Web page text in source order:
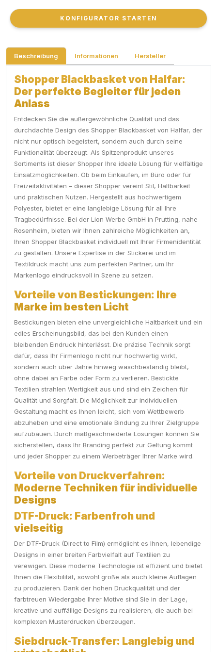
KONFIGURATOR STARTEN
KONFIGURATOR STARTEN
Beschreibung Informationen Hersteller
Shopper Blackbasket von Halfar:
Der perfekte Begleiter für jeden
Anlass
Entdecken Sie die außergewöhnliche Qualität und das
durchdachte Design des Shopper Blackbasket von Halfar, der
nicht nur optisch begeistert, sondern auch durch seine
Funktionalität überzeugt. Als Spitzenprodukt unseres
Sortiments ist dieser Shopper Ihre ideale Lösung für vielfältige
Einsatzmöglichkeiten. Ob beim Einkaufen, im Büro oder für
Freizeitaktivitäten – dieser Shopper vereint Stil, Haltbarkeit
und praktischen Nutzen. Hergestellt aus hochwertigem
Polyester, bietet er eine langlebige Lösung für all Ihre
Tragbedürfnisse. Bei der Lion Werbe GmbH in Prutting, nahe
Rosenheim, bieten wir Ihnen zahlreiche Möglichkeiten an,
Ihren Shopper Blackbasket individuell mit Ihrer Firmenidentität
zu gestalten. Unsere Expertise in der Stickerei und im
Textildruck macht uns zum perfekten Partner, um Ihr
Markenlogo eindrucksvoll in Szene zu setzen.
Vorteile von Bestickungen: Ihre
Marke im besten Licht
Bestickungen bieten eine unvergleichliche Haltbarkeit und ein
edles Erscheinungsbild, das bei den Kunden einen
bleibenden Eindruck hinterlässt. Die präzise Technik sorgt
dafür, dass Ihr Firmenlogo nicht nur hochwertig wirkt,
sondern auch über Jahre hinweg waschbeständig bleibt,
ohne dabei an Farbe oder Form zu verlieren. Bestickte
Textilien strahlen Wertigkeit aus und sind ein Zeichen für
Qualität und Sorgfalt. Die Möglichkeit zur individuellen
Gestaltung macht es Ihnen leicht, sich vom Wettbewerb
abzuheben und eine emotionale Bindung zu Ihrer Zielgruppe
aufzubauen. Durch maßgeschneiderte Lösungen können Sie
sicherstellen, dass Ihr Branding perfekt zur Geltung kommt
und jeder Shopper zu einem Werbeträger Ihrer Marke wird.
Vorteile von Druckverfahren:
Moderne Techniken für individuelle
Designs
DTF-Druck: Farbenfroh und
vielseitig
Der DTF-Druck (Direct to Film) ermöglicht es Ihnen, lebendige
Designs in einer breiten Farbvielfalt auf Textilien zu
verewigen. Diese moderne Technologie ist effizient und bietet
Ihnen die Flexibilität, sowohl große als auch kleine Auflagen
zu produzieren. Dank der hohen Druckqualität und der
farbtreuen Wiedergabe Ihrer Motive sind Sie in der Lage,
kreative und auffällige Designs zu realisieren, die auch bei
komplexen Musterdrucken überzeugen.
Siebdruck-Transfer: Langlebig und